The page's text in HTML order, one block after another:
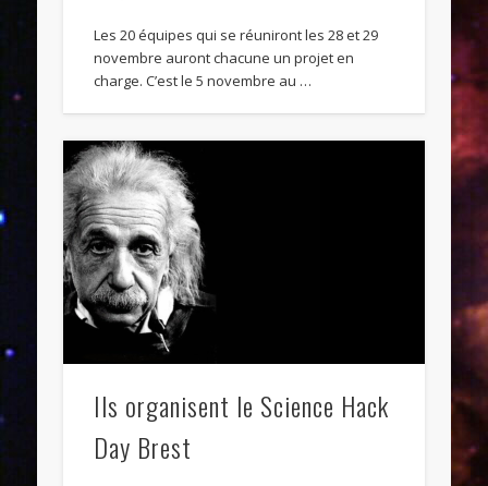
Les 20 équipes qui se réuniront les 28 et 29
novembre auront chacune un projet en
charge. C’est le 5 novembre au …
Ils organisent le Science Hack
Day Brest